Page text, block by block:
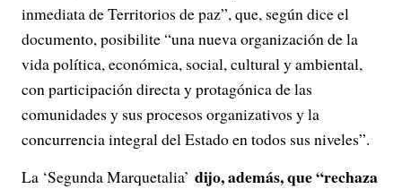
inmediata de Territorios de paz”, que, según dice el
documento, posibilite “una nueva organización de la
vida política, económica, social, cultural y ambiental,
con participación directa y protagónica de las
comunidades y sus procesos organizativos y la
concurrencia integral del Estado en todos sus niveles”.
La ‘Segunda Marquetalia’ dijo, además, que “rechaza